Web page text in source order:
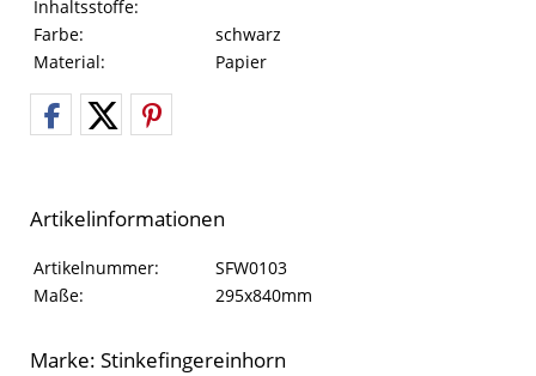
Inhaltsstoffe:
Farbe:
schwarz
Material:
Papier
Artikelinformationen
Artikelinformationen
Eigenschaft Wert
Artikelnummer:
SFW0103
Maße:
295x840mm
Marke: Stinkefingereinhorn